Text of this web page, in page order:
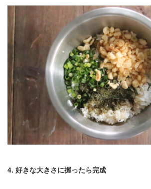
4. 好きな大きさに握ったら完成